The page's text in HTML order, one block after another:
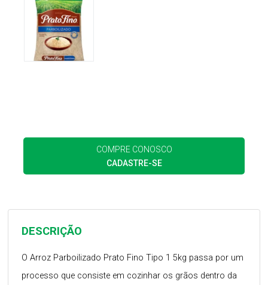
COMPRE CONOSCO
CADASTRE-SE
DESCRIÇÃO
O Arroz Parboilizado Prato Fino Tipo 1 5kg passa por um
processo que consiste em cozinhar os grãos dentro da